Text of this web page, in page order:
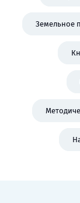
Земельное